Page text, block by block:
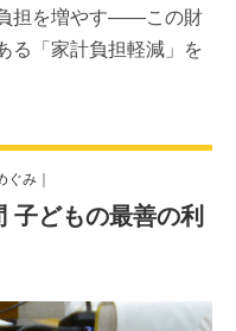
担を増やす――この財
る「家計負担軽減」を
ぐみ ｜
子どもの最善の利